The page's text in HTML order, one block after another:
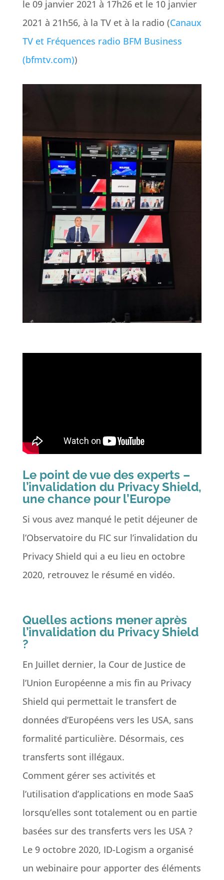
le 09 janvier 2021 à 17h26 et le 10 janvier
2021 à 21h56, à la TV et à la radio (Canaux
TV et Fréquences radio BFM Business
(bfmtv.com))
Le point de vue des experts –
l’invalidation du Privacy Shield,
une chance pour l’Europe
Si vous avez manqué le petit déjeuner de
l’Observatoire du FIC sur l’invalidation du
Privacy Shield qui a eu lieu en octobre
2020, retrouvez le résumé en vidéo.
Quelles actions mener après
l’invalidation du Privacy Shield
?
En Juillet dernier, la Cour de Justice de
l’Union Européenne a mis fin au Privacy
Shield qui permettait le transfert de
données d’Européens vers les USA, sans
formalité particulière. Désormais, ces
transferts sont illégaux.
Comment gérer ses activités et
l’utilisation d’applications en mode SaaS
lorsqu’elles sont totalement ou en partie
basées sur des transferts vers les USA ?
Le 9 octobre 2020, ID-Logism a organisé
un webinaire pour apporter des éléments